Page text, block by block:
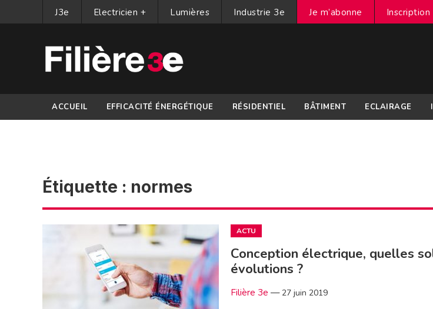
J3e Electricien + Lumières Industrie 3e Je m’abonne Inscription
ACCUEIL EFFICACITÉ ÉNERGÉTIQUE RÉSIDENTIEL BÂTIMENT ECLAIRAGE
Étiquette : normes
ACTU
Conception électrique, quelles
évolutions ?
Filière 3e — 27 juin 2019